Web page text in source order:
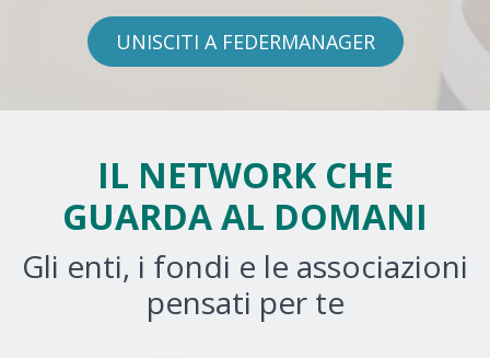
IL NETWORK CHE
GUARDA AL DOMANI
Gli enti, i fondi e le associazioni
pensati per te